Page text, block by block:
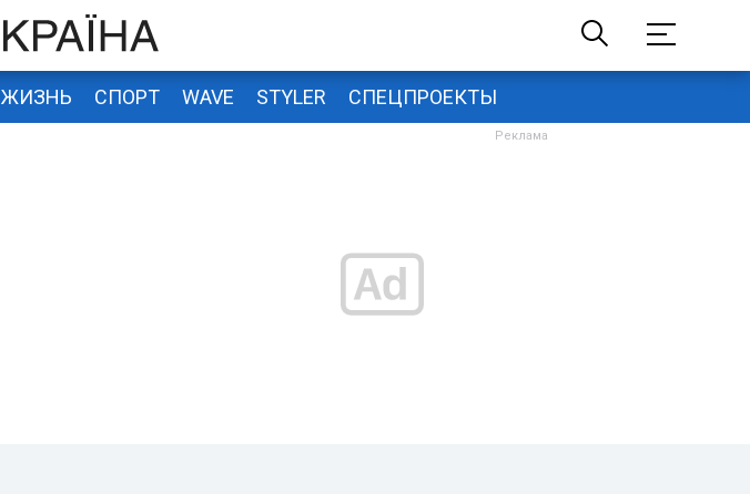
ЖИЗНЬ СПОРТ WAVE STYLER СПЕЦПРОЕКТЫ